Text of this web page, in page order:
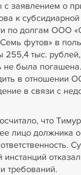
с заявлением о
к субсидиарной
по долгам ООО
футов» в
255,4 тыс.
не была
в отношении
в связи с
что
лицо должника
требований.